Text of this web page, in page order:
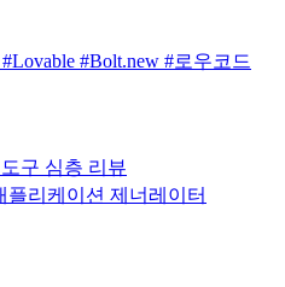
#Lovable #Bolt.new #로우코드
구 심층 리뷰
플리케이션 제너레이터